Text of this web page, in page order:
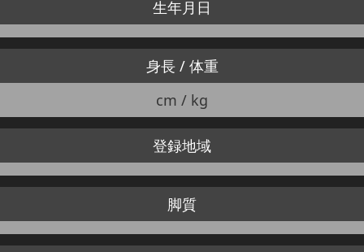
生年月日
身長 / 体重
cm / kg
登録地域
脚質